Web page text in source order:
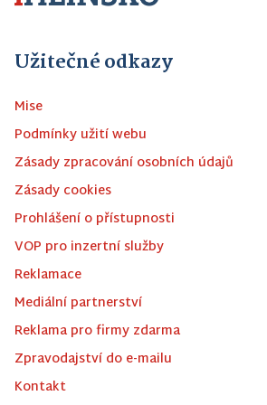
Užitečné odkazy
Mise
Podmínky užití webu
Zásady zpracování osobních údajů
Zásady cookies
Prohlášení o přístupnosti
VOP pro inzertní služby
Reklamace
Mediální partnerství
Reklama pro firmy zdarma
Zpravodajství do e-mailu
Kontakt